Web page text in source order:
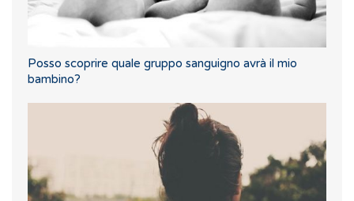
Posso scoprire quale gruppo sanguigno avrà il mio
bambino?